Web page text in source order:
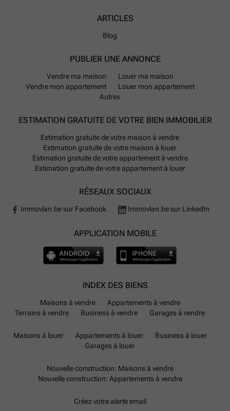
ARTICLES
Blog
PUBLIER UNE ANNONCE
Vendre ma maison
Louer ma maison
Vendre mon appartement
Louer mon appartement
Autres
ESTIMATION GRATUITE DE VOTRE BIEN IMMOBILIER
Estimation gratuite de votre maison à vendre
Estimation gratuite de votre maison à louer
Estimation gratuite de votre appartement à vendre
Estimation gratuite de votre appartement à louer
RÉSEAUX SOCIAUX
Immovlan.be sur Facebook Immovlan.be sur LinkedIn
APPLICATION MOBILE
INDEX DES BIENS
Maisons à vendre
Appartements à vendre
Terrains à vendre
Business à vendre Garages à vendre
Maisons à louer Appartements à louer
Business à louer
Garages à louer
Nouvelle construction: Maisons à vendre
Nouvelle construction: Appartements à vendre
Créez votre alerte email